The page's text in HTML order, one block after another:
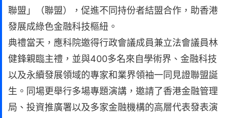
聯盟」（聯盟），促進不同持份者結盟合作，助香港
發展成綠色金融科技樞紐。
典禮當天，應科院邀得行政會議成員兼立法會議員林
健鋒親臨主禮，並與400多名來自學術界、金融科技
以及永續發展領域的專家和業界領袖一同見證聯盟誕
生。同場更舉行多場專題演講，邀請了香港金融管理
局、投資推廣署以及多家金融機構的高層代表發表演